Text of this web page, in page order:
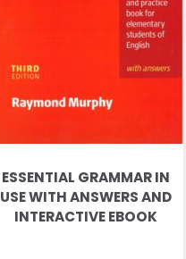
ESSENTIAL GRAMMAR IN
USE WITH ANSWERS AND
INTERACTIVE EBOOK